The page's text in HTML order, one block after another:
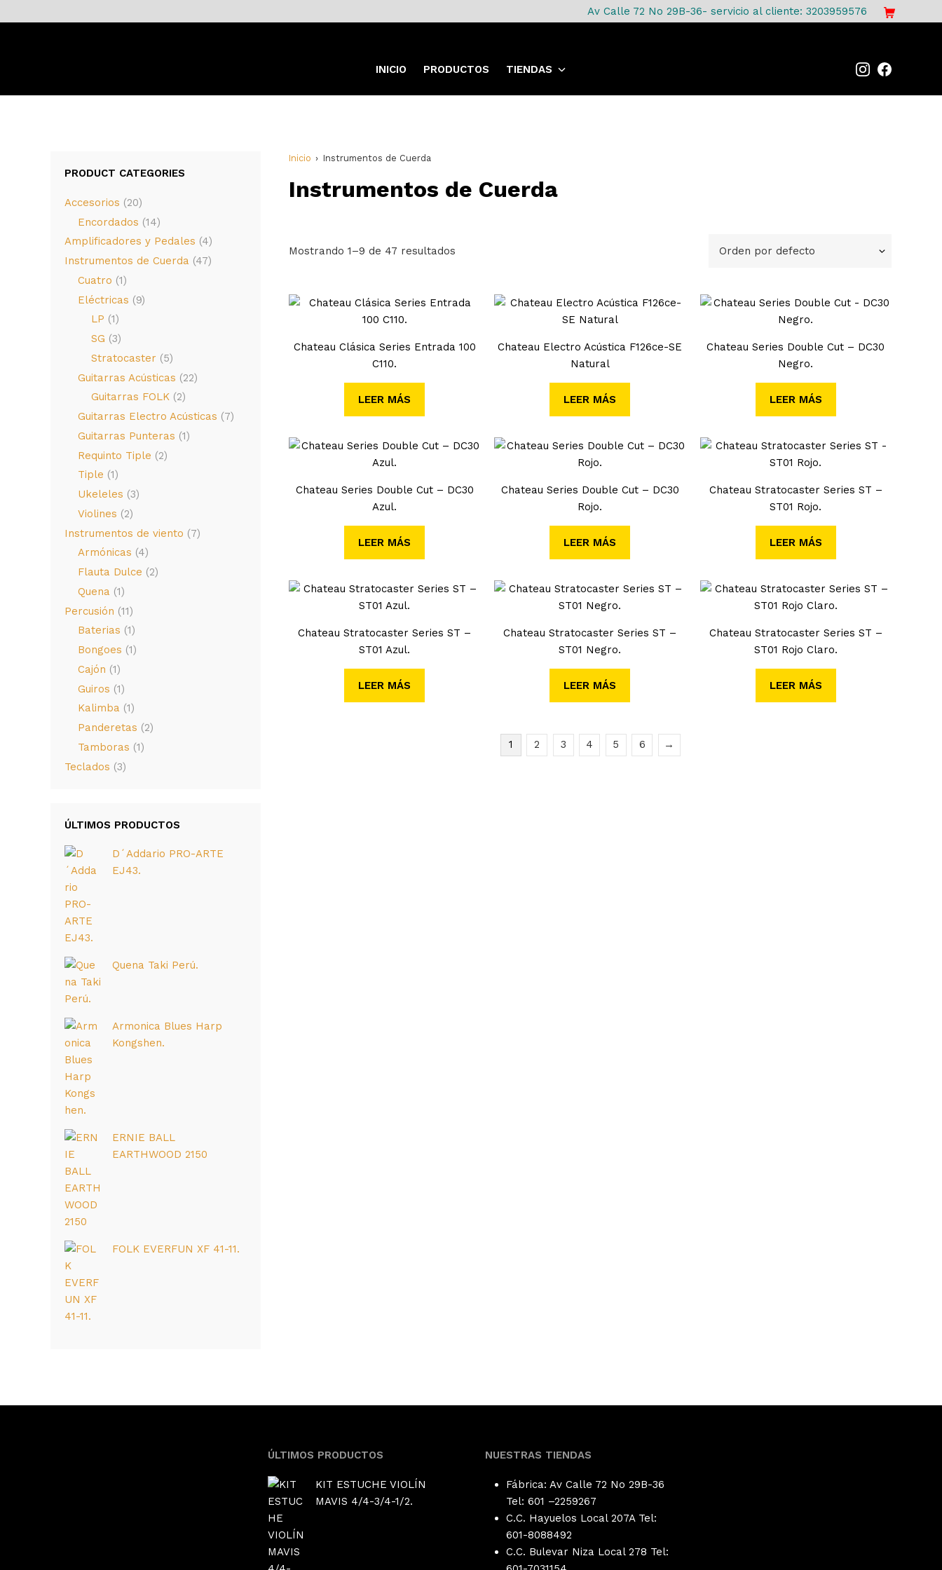
Av Calle 72 No 29B-36- servicio al cliente: 3203959576
INICIO PRODUCTOS TIENDAS
Inicio Instrumentos de Cuerda
Instrumentos de Cuerda
Mostrando 1–9 de 47 resultados
Chateau Clásica Series Entrada 100
C110.
LEER MÁS
Chateau Electro Acústica F126ce-SE
Natural
LEER MÁS
Chateau Series Double Cut – DC30
Negro.
LEER MÁS
Chateau Series Double Cut – DC30
Azul.
LEER MÁS
Chateau Series Double Cut – DC30
Rojo.
LEER MÁS
Chateau Stratocaster Series ST –
ST01 Rojo.
LEER MÁS
Chateau Stratocaster Series ST –
ST01 Azul.
LEER MÁS
Chateau Stratocaster Series ST –
ST01 Negro.
LEER MÁS
Chateau Stratocaster Series ST –
ST01 Rojo Claro.
LEER MÁS
1 2 3 4 5 6 →
PRODUCT CATEGORIES
Accesorios (20)
Encordados (14)
Amplificadores y Pedales (4)
Instrumentos de Cuerda (47)
Cuatro (1)
Eléctricas (9)
LP (1)
SG (3)
Stratocaster (5)
Guitarras Acústicas (22)
Guitarras FOLK (2)
Guitarras Electro Acústicas (7)
Guitarras Punteras (1)
Requinto Tiple (2)
Tiple (1)
Ukeleles (3)
Violines (2)
Instrumentos de viento (7)
Armónicas (4)
Flauta Dulce (2)
Quena (1)
Percusión (11)
Baterias (1)
Bongoes (1)
Cajón (1)
Guiros (1)
Kalimba (1)
Panderetas (2)
Tamboras (1)
Teclados (3)
ÚLTIMOS PRODUCTOS
D´Addario PRO-ARTE
EJ43.
Quena Taki Perú.
Armonica Blues Harp
Kongshen.
ERNIE BALL
EARTHWOOD 2150
FOLK EVERFUN XF 41-11.
ÚLTIMOS PRODUCTOS
KIT ESTUCHE VIOLÍN
MAVIS 4/4-3/4-1/2.
NUESTRAS TIENDAS
Fábrica: Av Calle 72 No 29B-36
Tel: 601 –2259267
C.C. Hayuelos Local 207A Tel:
601-8088492
C.C. Bulevar Niza Local 278 Tel: